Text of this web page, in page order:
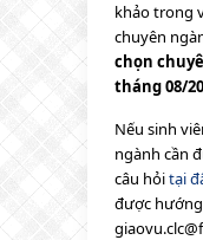
khảo trong
chuyên
chọn
tháng 08/
Nếu sinh
ngành cần
câu hỏitại
được